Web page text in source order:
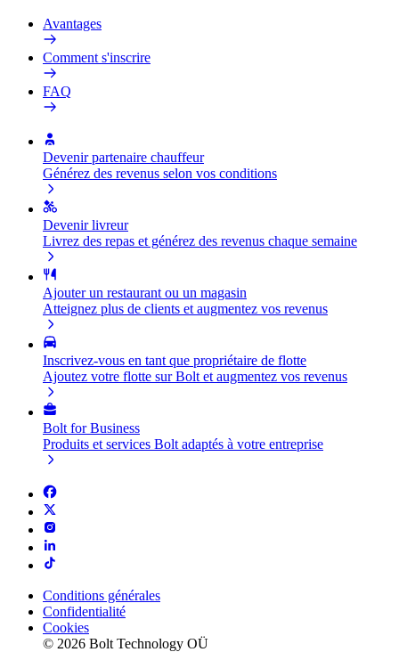
Avantages
Comment s'inscrire
FAQ
Devenir partenaire chauffeur
Générez des revenus selon vos conditions
Devenir livreur
Livrez des repas et générez des revenus chaque semaine
Ajouter un restaurant ou un magasin
Atteignez plus de clients et augmentez vos revenus
Inscrivez-vous en tant que propriétaire de flotte
Ajoutez votre flotte sur Bolt et augmentez vos revenus
Bolt for Business
Produits et services Bolt adaptés à votre entreprise
Conditions générales
Confidentialité
Cookies
© 2026 Bolt Technology OÜ